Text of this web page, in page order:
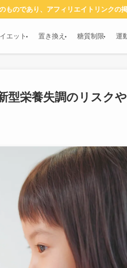
ものであり、アフィリエイトリンクの
エット 置き換え 糖質制限 運
型栄養失調のリスク